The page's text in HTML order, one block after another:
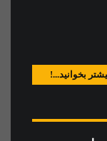
بخوانید...!